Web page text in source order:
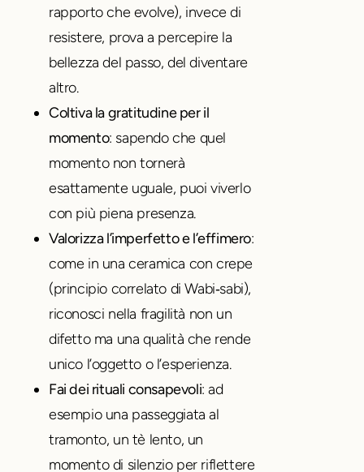
rapporto che evolve), invece di
resistere, prova a percepire la
bellezza del passo, del diventare
altro.
Coltiva la gratitudine per il
momento: sapendo che quel
momento non tornerà
esattamente uguale, puoi viverlo
con più piena presenza.
Valorizza l’imperfetto e l’effimero:
come in una ceramica con crepe
(principio correlato di Wabi‑sabi),
riconosci nella fragilità non un
difetto ma una qualità che rende
unico l’oggetto o l’esperienza.
Fai dei rituali consapevoli: ad
esempio una passeggiata al
tramonto, un tè lento, un
momento di silenzio per riflettere